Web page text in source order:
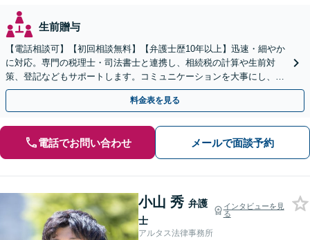
生前贈与
【電話相談可】【初回相談無料】【弁護士歴10年以上】迅速・細やか
に対応。専門の税理士・司法書士と連携し、相続税の計算や生前対
策、登記などもサポートします。コミュニケーションを大事にし、よ
り納得できる解決を目指します【名古屋駅10分】
料金表を見る
電話でお問い合わせ メールで面談予約
小山 秀 弁護
士
インタビューを見
る
アルタス法律事務所